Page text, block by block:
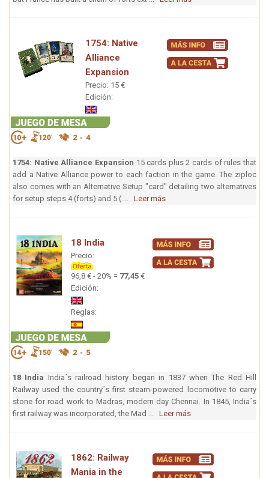
1754: Native
Alliance
Expansion
Precio: 15 €
Edición:
1754: Native Alliance Expansion 15 cards plus 2 cards of rules that
add a Native Alliance power to each faction in the game. The ziploc
also comes with an Alternative Setup "card" detailing two alternatives
for setup steps 4 (forts) and 5 ( ... Leer más
18 India
Precio:
96,8 € - 20% = 77,45 €
Edición:
Reglas:
18 India India´s railroad history began in 1837 when The Red Hill
Railway used the country´s first steam-powered locomotive to carry
stone for road work to Madras, modern day Chennai. In 1845, India´s
first railway was incorporated, the Mad ... Leer más
1862: Railway
Mania in the